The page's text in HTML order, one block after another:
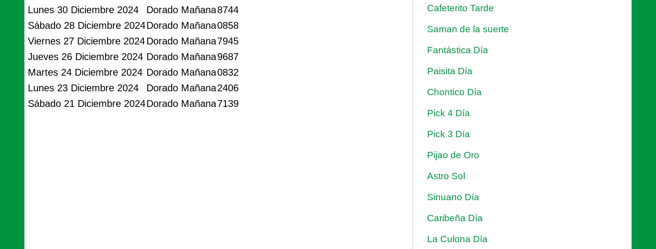
Lunes 30 Diciembre 2024
Dorado Mañana8744
Sábado 28 Diciembre 2024Dorado Mañana0858
Viernes 27 Diciembre 2024Dorado Mañana7945
Jueves 26 Diciembre 2024 Dorado Mañana9687
Martes 24 Diciembre 2024 Dorado Mañana0832
Lunes 23 Diciembre 2024
Dorado Mañana2406
Sábado 21 Diciembre 2024Dorado Mañana7139
Cafeterito Tarde
Saman de la suerte
Fantástica Día
Paisita Día
Chontico Día
Pick 4 Día
Pick 3 Día
Pijao de Oro
Astro Sol
Sinuano Día
Caribeña Día
La Culona Día